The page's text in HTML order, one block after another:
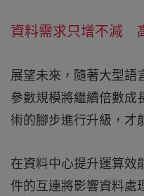
資料需求只增不減
展望未來，隨著大型語
參數規模將繼續倍數成
術的腳步進行升級，才
在資料中心提升運算效
件的互連將影響資料處